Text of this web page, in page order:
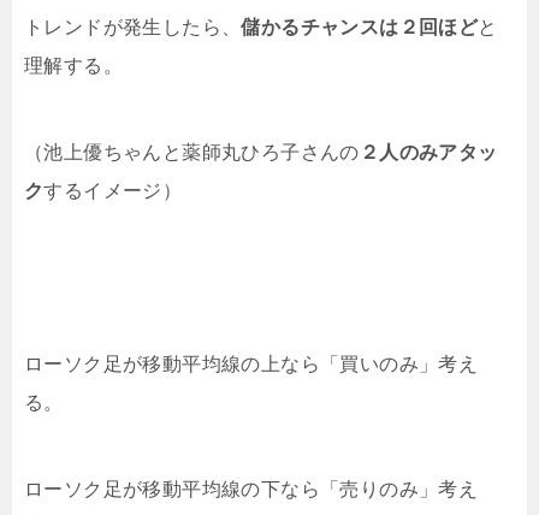
トレンドが発生したら、儲かるチャンスは２回ほどと
理解する。
（池上優ちゃんと薬師丸ひろ子さんの ２人のみアタッ
クするイメージ）
ローソク足が移動平均線の上なら「買いのみ」考え
る。
ローソク足が移動平均線の下なら「売りのみ」考え